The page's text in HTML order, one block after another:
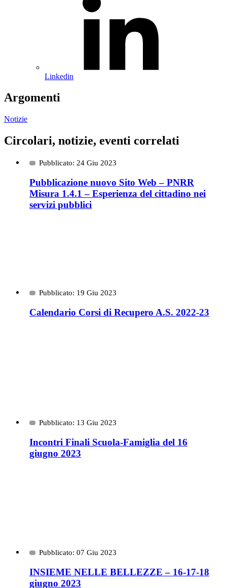
Linkedin
Argomenti
Notizie
Circolari, notizie, eventi correlati
Pubblicato: 24 Giu 2023
Pubblicazione nuovo Sito Web – PNRR
Misura 1.4.1 – Esperienza del cittadino nei
servizi pubblici
Pubblicato: 19 Giu 2023
Calendario Corsi di Recupero A.S. 2022-23
Pubblicato: 13 Giu 2023
Incontri Finali Scuola-Famiglia del 16
giugno 2023
Pubblicato: 07 Giu 2023
INSIEME NELLE BELLEZZE – 16-17-18
giugno 2023